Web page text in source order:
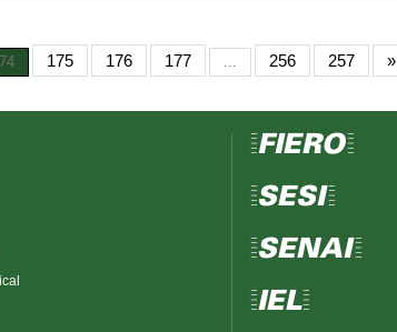
175 176 177 ... 256 257 »
=FIERO=
=SESI=
=SENAI=
=IEL=